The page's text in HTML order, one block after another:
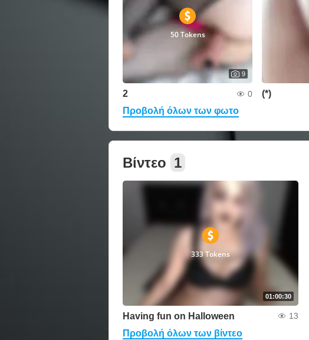
50 Tokens
9
2 0 (*)
Προβολή όλων των φωτο
Βίντεο 1
01:00:30
333 Tokens
Having fun on Halloween 13
Προβολή όλων των βίντεο